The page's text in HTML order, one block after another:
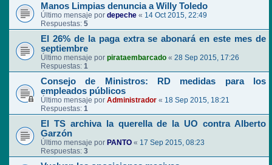
Manos Limpias denuncia a Willy Toledo
Último mensaje por depeche « 14 Oct 2015, 22:49
Respuestas: 5
El 26% de la paga extra se abonará en este mes de
septiembre
Último mensaje por pirataembarcado « 28 Sep 2015, 17:26
Respuestas: 1
Consejo de Ministros: RD medidas para los
empleados públicos
Último mensaje por Administrador « 18 Sep 2015, 18:21
Respuestas: 1
El TS archiva la querella de la UO contra Alberto
Garzón
Último mensaje por PANTO « 17 Sep 2015, 08:23
Respuestas: 3